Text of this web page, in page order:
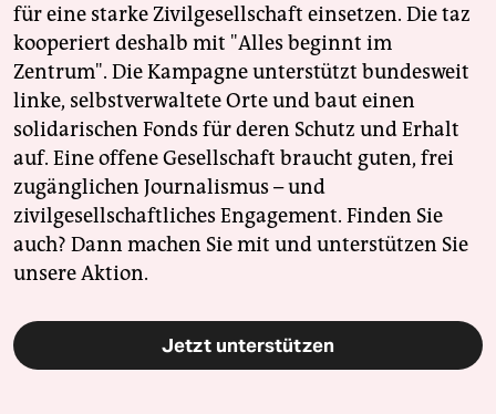
für eine starke Zivilgesellschaft einsetzen. Die taz
kooperiert deshalb mit "Alles beginnt im
Zentrum". Die Kampagne unterstützt bundesweit
linke, selbstverwaltete Orte und baut einen
solidarischen Fonds für deren Schutz und Erhalt
auf. Eine offene Gesellschaft braucht guten, frei
zugänglichen Journalismus – und
zivilgesellschaftliches Engagement. Finden Sie
auch? Dann machen Sie mit und unterstützen Sie
unsere Aktion.
Jetzt unterstützen